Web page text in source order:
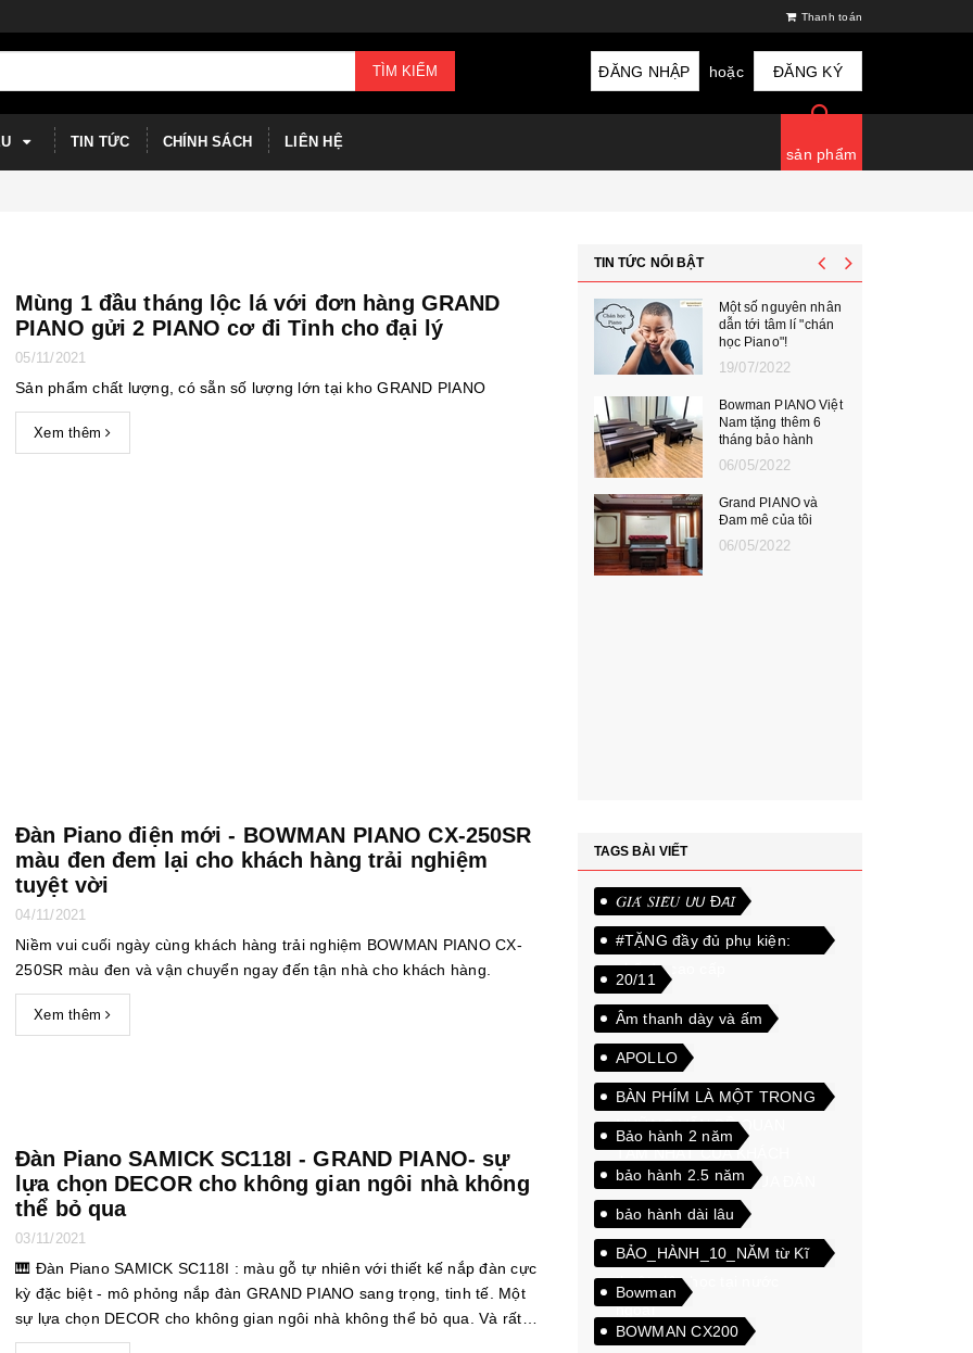
Thanh toán
TÌM KIẾM ĐĂNG NHẬP hoặc ĐĂNG KÝ
TIN TỨC CHÍNH SÁCH LIÊN HỆ
sản phẩm
Mùng 1 đầu tháng lộc lá với đơn hàng GRAND
PIANO gửi 2 PIANO cơ đi Tỉnh cho đại lý
05/11/2021
Sản phẩm chất lượng, có sẵn số lượng lớn tại kho GRAND PIANO
Xem thêm
Đàn Piano điện mới - BOWMAN PIANO CX-250SR
màu đen đem lại cho khách hàng trải nghiệm
tuyệt vời
04/11/2021
Niềm vui cuối ngày cùng khách hàng trải nghiệm BOWMAN PIANO CX-
250SR màu đen và vận chuyển ngay đến tận nhà cho khách hàng.
Xem thêm
Đàn Piano SAMICK SC118I - GRAND PIANO- sự
lựa chọn DECOR cho không gian ngôi nhà không
thể bỏ qua
03/11/2021
🎹 Đàn Piano SAMICK SC118I : màu gỗ tự nhiên với thiết kế nắp đàn cực
kỳ đặc biệt - mô phỏng nắp đàn GRAND PIANO sang trọng, tinh tế. Một
sự lựa chọn DECOR cho không gian ngôi nhà không thể bỏ qua. Và rất
nhiều sản phẩm khác tại: http://grandpiano.com.vn/dan-piano-upright.html
TIN TỨC NỔI BẬT
Một số nguyên nhân
dẫn tới tâm lí "chán
học Piano"!
19/07/2022
Bowman PIANO Việt
Nam tặng thêm 6
tháng bảo hành
06/05/2022
Grand PIANO và
Đam mê của tôi
06/05/2022
TAGS BÀI VIẾT
𝐺𝐼𝐴́ 𝑆𝐼𝐸̂𝑈 𝘜̛𝘜 Đ𝘈̃𝘐
#TẶNG đầy đủ phụ kiện:
ghế da cao cấp
20/11
Âm thanh dày và ấm
APOLLO
BÀN PHÍM LÀ MỘT TRONG
NHỮNG VẤN ĐỀ QUAN
TÂM NHẤT CỦA KHÁCH
HÀNG KHI CHỌN MUA ĐÀN
PIANO ĐIỆN
Bảo hành 2 năm
bảo hành 2.5 năm
bảo hành dài lâu
BẢO_HÀNH_10_NĂM từ Kĩ
thuật viên học tại nước
ngoài
Bowman
BOWMAN CX200